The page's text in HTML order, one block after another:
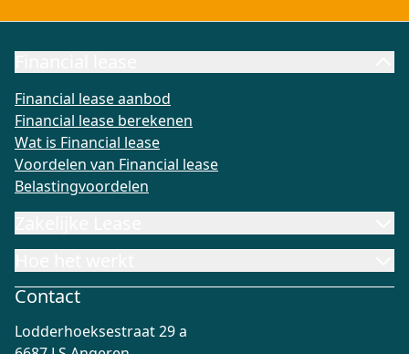
Financial lease aanbod
Financial lease berekenen
Wat is Financial lease
Voordelen van Financial lease
Belastingvoordelen
Contact
Lodderhoeksestraat 29 a